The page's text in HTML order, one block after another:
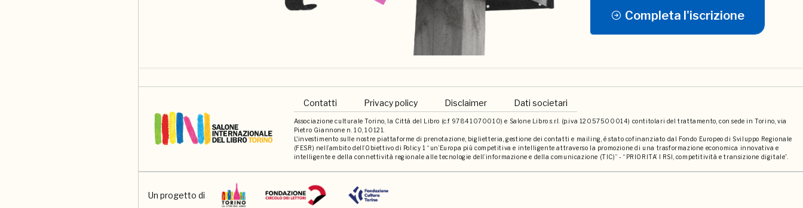
Completa l'iscrizione
Associazione culturale Torino, la Città del Libro (c.f 97841070010) e Salone Libro s.r.l. (p.iva 12057500014) contitolari del trattamento, con sede in Torino, via
Pietro Giannone n. 10, 10121.
L'investimento sulle nostre piattaforme di prenotazione, biglietteria, gestione dei contatti e mailing, è stato cofinanziato dal Fondo Europeo di Sviluppo Regionale
(FESR) nell’ambito dell’Obiettivo di Policy 1 “un’Europa più competitiva e intelligente attraverso la promozione di una trasformazione economica innovativa e
intelligente e della connettività regionale alle tecnologie dell’informazione e della comunicazione (TIC)” - “PRIORITA’ I RSI, competitività e transizione digitale”.
Contatti Privacy policy Disclaimer Dati societari
Un progetto di